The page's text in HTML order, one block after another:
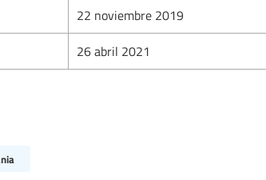
22 noviembre 2019
26 abril 2021